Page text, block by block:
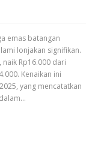
emas batangan
lonjakan signifikan.
Rp16.000 dari
Kenaikan ini
yang mencatatkan